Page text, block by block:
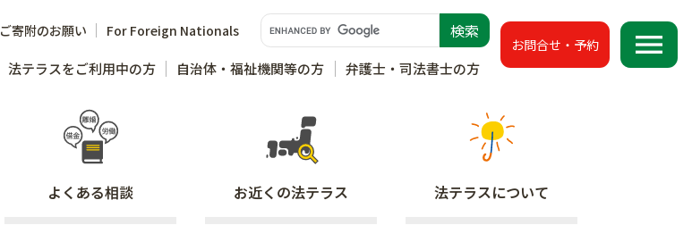
ご寄附のお願い For Foreign Nationals
法テラスをご利用中の方 自治体・福祉機関等の方 弁護士・司法書士の方
お問合せ・予約 menu
よくある相談 お近くの法テラス 法テラスについて